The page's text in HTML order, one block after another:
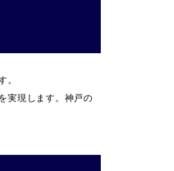
。
実現します。神戸の